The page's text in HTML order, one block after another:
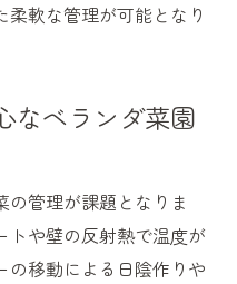
軟な管理が可能となり
なベランダ菜園
管理が課題となりま
トや壁の反射熱で温度が
の移動による日陰作りや